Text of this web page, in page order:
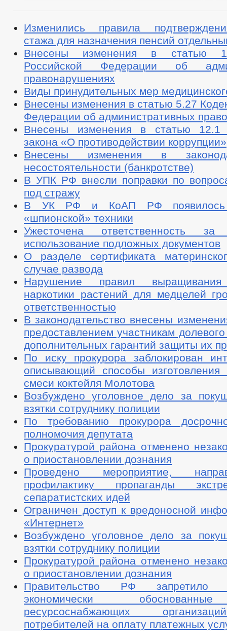
Изменились правила
стажа для назначения пенсий
Внесены изменения в статью
Российской Федерации об
правонарушениях
Виды принудительных мер
Внесены изменения в статью 5.27
Федерации об административных
Внесены изменения в статью 12.1
закона «О противодействии коррупции»
Внесены изменения в
несостоятельности (банкротстве)
В УПК РФ внесли поправки по
под стражу
В УК РФ и КоАП РФ появилось
«шпионской» техники
Ужесточена ответственность
использование подложных документов
О разделе сертификата
случае развода
Нарушение правил
наркотики растений для медцелей
ответственностью
В законодательство внесены
предоставлением участникам долевого
дополнительных гарантий защиты их
По иску прокурора заблокирован
описывающий способы изготовления
смеси коктейля Молотова
Возбуждено уголовное дело за
взятки сотруднику полиции
По требованию прокурора
полномочия депутата
Прокуратурой района отменено
о приостановлении дознания
Проведено мероприятие,
профилактику пропаганды
сепаратистских идей
Ограничен доступ к вредоносной
«Интернет»
Возбуждено уголовное дело за
взятки сотруднику полиции
Прокуратурой района отменено
о приостановлении дознания
Правительство РФ запретило
экономически
ресурсоснабжающих
потребителей на оплату платежных